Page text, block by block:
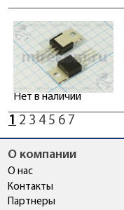
Нет в наличии
1 2 3 4 5 6 7
О компании
О нас
Контакты
Партнеры